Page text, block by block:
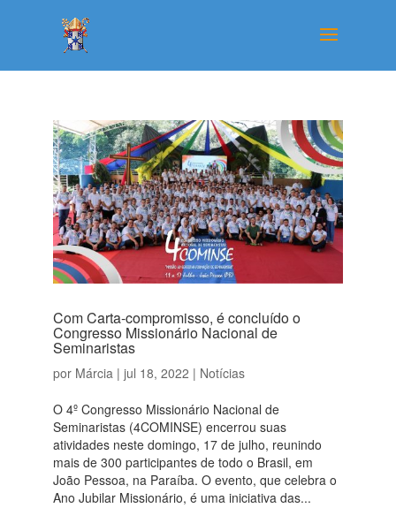
Com Carta-compromisso, é concluído o
Congresso Missionário Nacional de
Seminaristas
por Márcia | jul 18, 2022 | Notícias
O 4º Congresso Missionário Nacional de
Seminaristas (4COMINSE) encerrou suas
atividades neste domingo, 17 de julho, reunindo
mais de 300 participantes de todo o Brasil, em
João Pessoa, na Paraíba. O evento, que celebra o
Ano Jubilar Missionário, é uma iniciativa das...